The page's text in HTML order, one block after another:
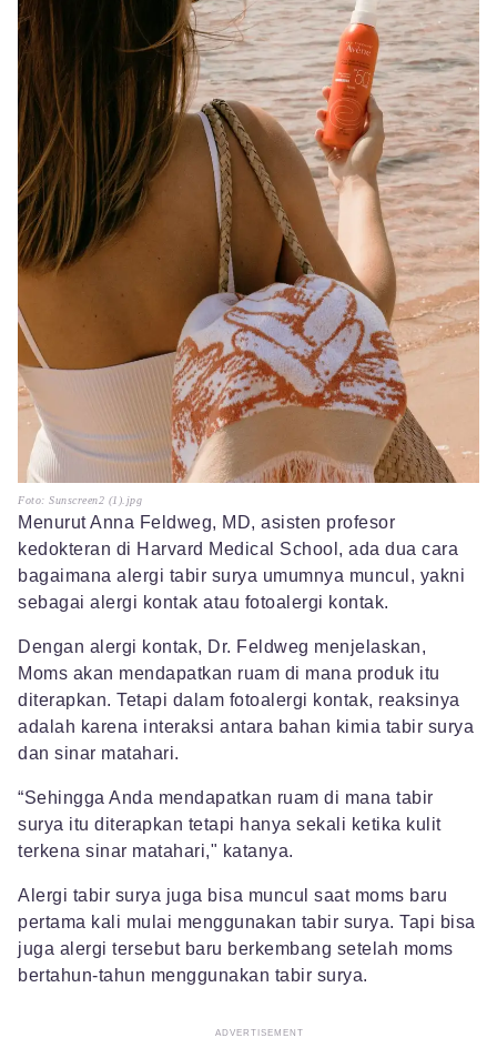
Foto: Sunscreen2 (1).jpg
Menurut Anna Feldweg, MD, asisten profesor
kedokteran di Harvard Medical School, ada dua cara
bagaimana alergi tabir surya umumnya muncul, yakni
sebagai alergi kontak atau fotoalergi kontak.
Dengan alergi kontak, Dr. Feldweg menjelaskan,
Moms akan mendapatkan ruam di mana produk itu
diterapkan. Tetapi dalam fotoalergi kontak, reaksinya
adalah karena interaksi antara bahan kimia tabir surya
dan sinar matahari.
“Sehingga Anda mendapatkan ruam di mana tabir
surya itu diterapkan tetapi hanya sekali ketika kulit
terkena sinar matahari," katanya.
Alergi tabir surya juga bisa muncul saat moms baru
pertama kali mulai menggunakan tabir surya. Tapi bisa
juga alergi tersebut baru berkembang setelah moms
bertahun-tahun menggunakan tabir surya.